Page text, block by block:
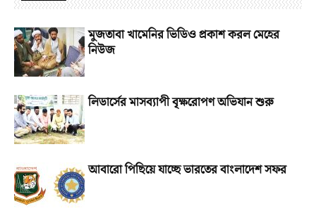
মুজতাবা খামেনির ভিডিও প্রকাশ করল মেহের
নিউজ
লিডার্সের মাসব্যাপী বৃক্ষরোপণ অভিযান শুরু
আবারো পিছিয়ে যাচ্ছে ভারতের বাংলাদেশ সফর